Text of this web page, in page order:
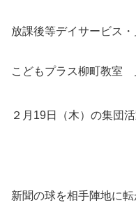
放課後等デイサービス
こどもプラス柳町教室
２月19日（木）の集団
新聞の球を相手陣地に